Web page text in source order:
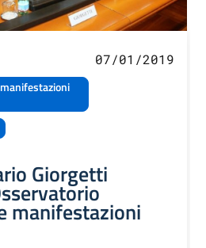
07/01/2019
Giorgetti
manifestazioni